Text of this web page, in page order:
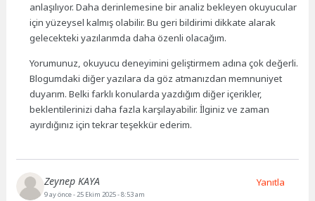
anlaşılıyor. Daha derinlemesine bir analiz bekleyen okuyucular
için yüzeysel kalmış olabilir. Bu geri bildirimi dikkate alarak
gelecekteki yazılarımda daha özenli olacağım.
Yorumunuz, okuyucu deneyimini geliştirmem adına çok değerli.
Blogumdaki diğer yazılara da göz atmanızdan memnuniyet
duyarım. Belki farklı konularda yazdığım diğer içerikler,
beklentilerinizi daha fazla karşılayabilir. İlginiz ve zaman
ayırdığınız için tekrar teşekkür ederim.
Zeynep KAYA
9 ay önce- 25 Ekim 2025 - 8:53 am
Yanıtla